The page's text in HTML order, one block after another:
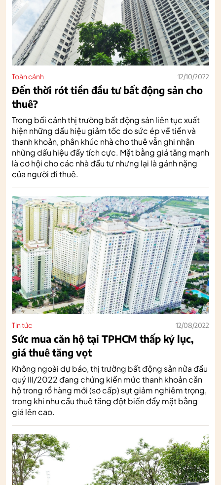
Toàn cảnh 12/10/2022
Đến thời rót tiền đầu tư bất động sản cho
thuê?
Trong bối cảnh thị trường bất động sản liên tục xuất
hiện những dấu hiệu giảm tốc do sức ép về tiền và
thanh khoản, phân khúc nhà cho thuê vẫn ghi nhận
những dấu hiệu đầy tích cực. Mặt bằng giá tăng mạnh
là cơ hội cho các nhà đầu tư nhưng lại là gánh nặng
của người đi thuê.
Tin tức 12/08/2022
Sức mua căn hộ tại TPHCM thấp kỷ lục,
giá thuê tăng vọt
Không ngoài dự báo, thị trường bất động sản nửa đầu
quý III/2022 đang chứng kiến mức thanh khoản căn
hộ trong rổ hàng mới (sơ cấp) sụt giảm nghiêm trọng,
trong khi nhu cầu thuê tăng đột biến đẩy mặt bằng
giá lên cao.